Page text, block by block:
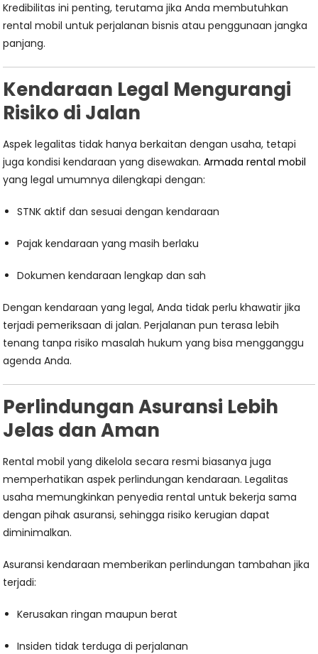
Kredibilitas ini penting, terutama jika Anda membutuhkan
rental mobil untuk perjalanan bisnis atau penggunaan jangka
panjang.
Kendaraan Legal Mengurangi
Risiko di Jalan
Aspek legalitas tidak hanya berkaitan dengan usaha, tetapi
juga kondisi kendaraan yang disewakan.Armada rental mobil
yang legal umumnya dilengkapi dengan:
STNK aktif dan sesuai dengan kendaraan
Pajak kendaraan yang masih berlaku
Dokumen kendaraan lengkap dan sah
Dengan kendaraan yang legal, Anda tidak perlu khawatir jika
terjadi pemeriksaan di jalan. Perjalanan pun terasa lebih
tenang tanpa risiko masalah hukum yang bisa mengganggu
agenda Anda.
Perlindungan Asuransi Lebih
Jelas dan Aman
Rental mobil yang dikelola secara resmi biasanya juga
memperhatikan aspek perlindungan kendaraan. Legalitas
usaha memungkinkan penyedia rental untuk bekerja sama
dengan pihak asuransi, sehingga risiko kerugian dapat
diminimalkan.
Asuransi kendaraan memberikan perlindungan tambahan jika
terjadi:
Kerusakan ringan maupun berat
Insiden tidak terduga di perjalanan